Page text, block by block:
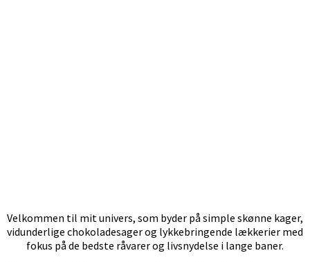
Velkommen til mit univers, som byder på simple skønne kager,
vidunderlige chokoladesager og lykkebringende lækkerier med
fokus på de bedste råvarer og livsnydelse i lange baner.